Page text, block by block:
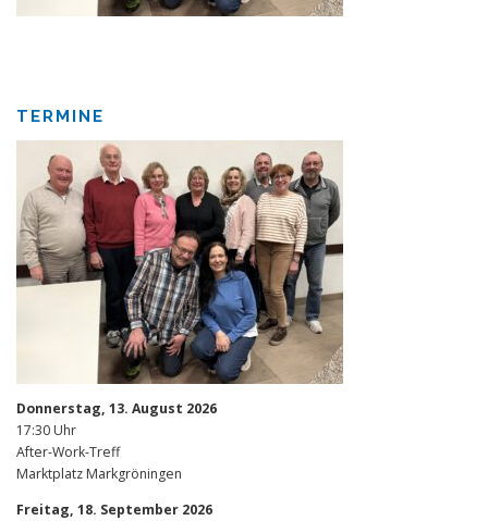
TERMINE
Donnerstag, 13. August 2026
17:30 Uhr
After-Work-Treff
Marktplatz Markgröningen
Freitag, 18. September 2026